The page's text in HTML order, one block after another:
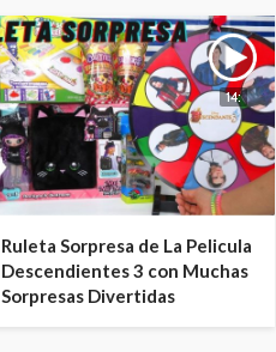
14:
Ruleta Sorpresa de La Pelicula
Descendientes 3 con Muchas
Sorpresas Divertidas